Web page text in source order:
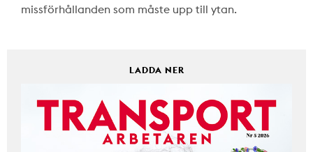
missförhållanden som måste upp till ytan.
LADDA NER